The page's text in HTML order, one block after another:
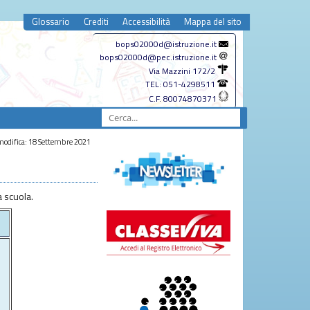
Mappa del sito
Accessibilità
Crediti
Glossario
bops02000d@istruzione.it
bops02000d@pec.istruzione.it
Via Mazzini 172/2
TEL: 051-4298511
C.F. 80074870371
18 Settembre 2021